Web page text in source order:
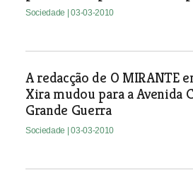
Sociedade | 03-03-2010
A redacção de O MIRANTE
Xira mudou para a Avenida
Grande Guerra
Sociedade | 03-03-2010